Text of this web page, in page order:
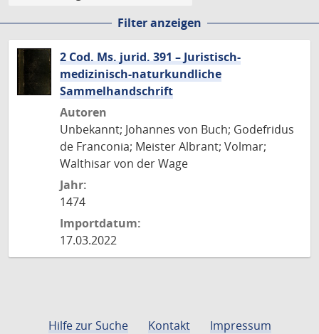
Filter anzeigen
2 Cod. Ms. jurid. 391 – Juristisch-
medizinisch-naturkundliche
Sammelhandschrift
Autoren
Unbekannt; Johannes von Buch; Godefridus
de Franconia; Meister Albrant; Volmar;
Walthisar von der Wage
Jahr:
1474
Importdatum:
17.03.2022
Hilfe zur Suche Kontakt
Impressum